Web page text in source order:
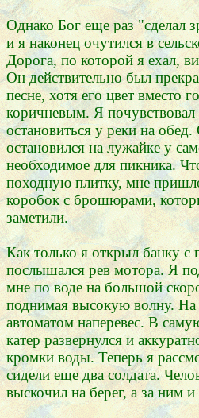
Однако Бог еще раз "сделал
и я наконец очутился в
Дорога, по которой я ехал,
Он действительно был
песне, хотя его цвет вместо
коричневым. Я
остановиться у реки на
остановился на лужайке у
необходимое для пикника.
походную плитку, мне
коробок с брошюрами,
заметили.
Как только я открыл банку
послышался рев мотора. Я
мне по воде на большой
поднимая высокую волну. На
автоматом наперевес. В
катер развернулся и
кромки воды. Теперь я
сидели еще два солдата.
выскочил на берег, а за ним